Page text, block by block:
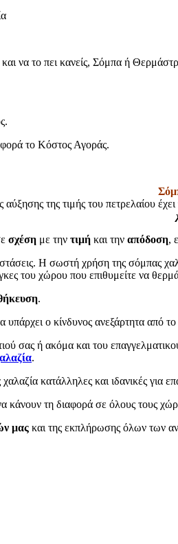
να το πει κανείς, Σόμπα ή
το Κόστος Αγοράς.
της τιμής του πετρελαίου
σχέση με την τιμή και την απόδοση,
Η σωστή χρήση της σόμπας
του χώρου που επιθυμείτε να
.
ο κίνδυνος ανεξάρτητα από το
σας ή ακόμα και του
.
κατάλληλες και ιδανικές για
τη διαφορά σε όλους τους
μας και της εκπλήρωσης όλων των